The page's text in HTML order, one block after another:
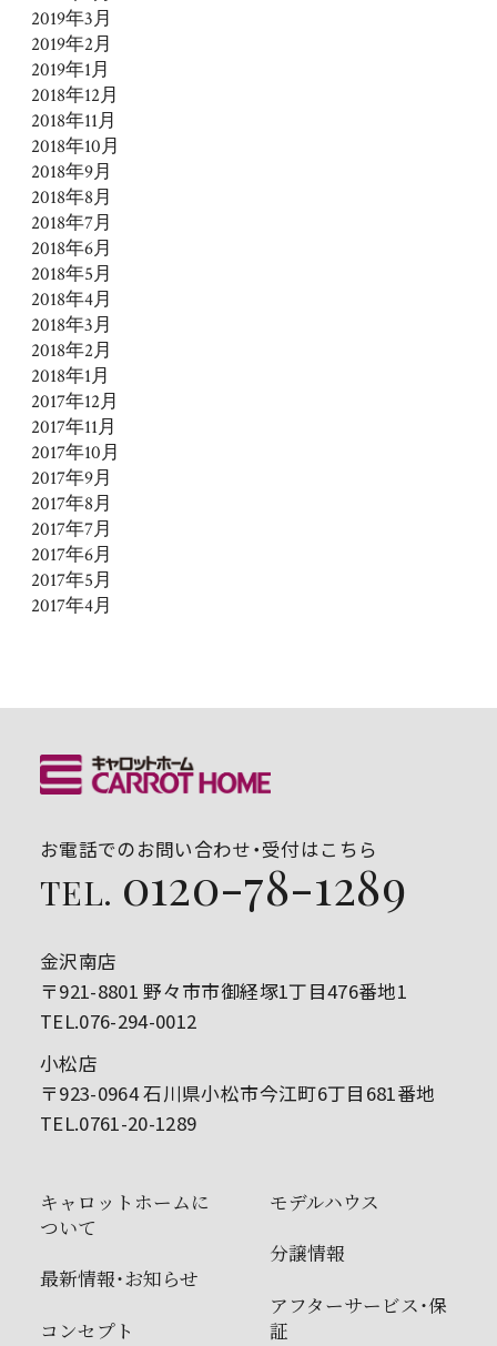
2019年3月
2019年2月
2019年1月
2018年12月
2018年11月
2018年10月
2018年9月
2018年8月
2018年7月
2018年6月
2018年5月
2018年4月
2018年3月
2018年2月
2018年1月
2017年12月
2017年11月
2017年10月
2017年9月
2017年8月
2017年7月
2017年6月
2017年5月
2017年4月
お電話でのお問い合わせ・受付はこちら
TEL. 0120-78-1289
金沢南店
〒921-8801 野々市市御経塚1丁目476番地1
TEL.076-294-0012
小松店
〒923-0964 石川県小松市今江町6丁目681番地
TEL.0761-20-1289
キャロットホームに
ついて
最新情報・お知らせ
コンセプト
モデルハウス
分譲情報
アフターサービス・保
証